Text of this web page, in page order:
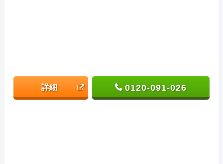
詳細 0120-091-026